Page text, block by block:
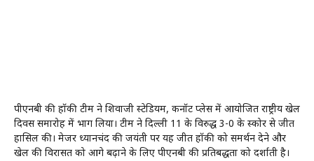
पीएनबी की हॉकी टीम ने शिवाजी स्टेडियम, कनॉट प्लेस में आयोजित राष्ट्रीय खेल
दिवस समारोह में भाग लिया। टीम ने दिल्ली 11 के विरुद्ध 3-0 के स्कोर से जीत
हासिल की। मेजर ध्यानचंद की जयंती पर यह जीत हॉकी को समर्थन देने और
खेल की विरासत को आगे बढ़ाने के लिए पीएनबी की प्रतिबद्धता को दर्शाती है।